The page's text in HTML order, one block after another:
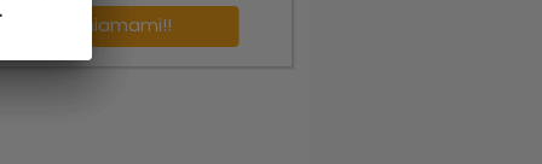
Richiamami!!